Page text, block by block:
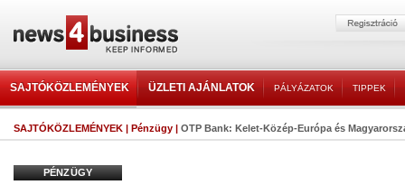
SAJTÓKÖZLEMÉNYEK ÜZLETI AJÁNLATOK PÁLYÁZATOK TIPPEK
SAJTÓKÖZLEMÉNYEK | Pénzügy | OTP Bank: Kelet-Közép-Európa és
PÉNZÜGY